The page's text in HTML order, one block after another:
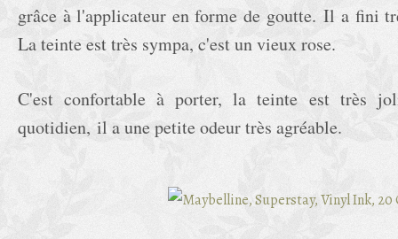
grâce à l'applicateur en forme de goutte.Il a fini
La teinte est très sympa, c'est un vieux rose.
C'est confortable à porter, la teinte est très
quotidien, il a une petite odeur très agréable.